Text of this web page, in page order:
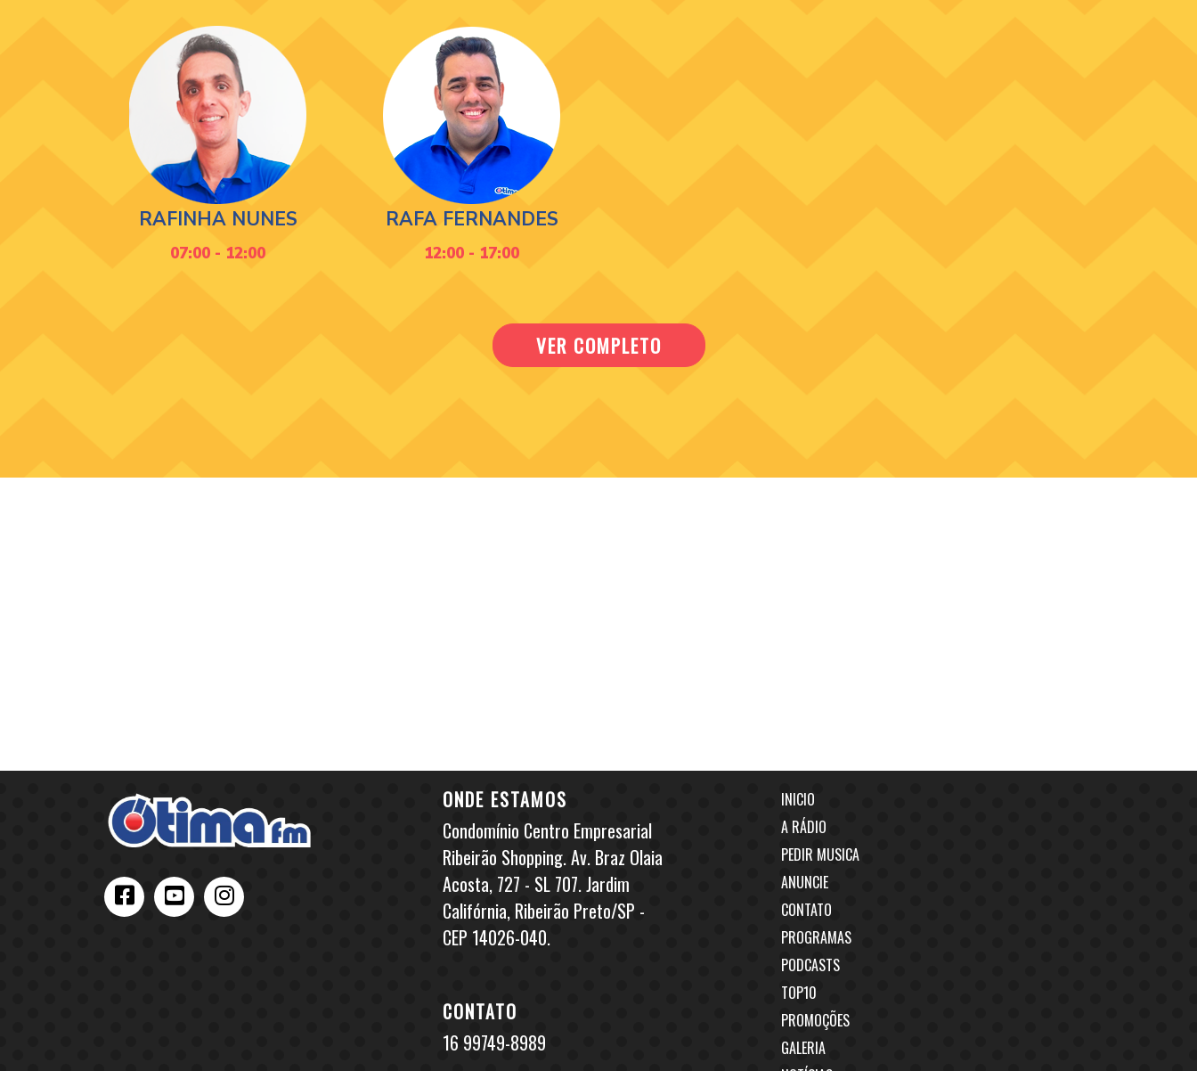
RAFINHA NUNES
07:00 - 12:00
RAFA FERNANDES
12:00 - 17:00
VER COMPLETO
ONDE ESTAMOS
Condomínio Centro Empresarial
Ribeirão Shopping. Av. Braz Olaia
Acosta, 727 - SL 707. Jardim
Califórnia, Ribeirão Preto/SP -
CEP 14026-040.
CONTATO
16 99749-8989
INICIO
A RÁDIO
PEDIR MUSICA
ANUNCIE
CONTATO
PROGRAMAS
PODCASTS
TOP10
PROMOÇÕES
GALERIA